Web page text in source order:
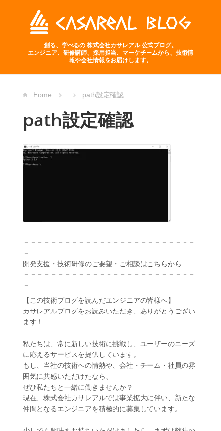
創る、学べるの 株式会社カサレアル 公式ブログ。
エンジニア、研修講師、採用担当、マーケチームから、技術情
報や会社情報をお届けします。
Home path設定確認
path設定確認
－－－－－－－－－－－－－－－－－－－－－－－－－
－
開発支援・技術研修のご要望・ご相談はこちらから
－－－－－－－－－－－－－－－－－－－－－－－－－
－
【この技術ブログを読んだエンジニアの皆様へ】
カサレアルブログをお読みいただき、ありがとうござい
ます！
私たちは、常に新しい技術に挑戦し、ユーザーのニーズ
に応えるサービスを提供しています。
もし、当社の技術への情熱や、会社・チーム・社員の雰
囲気に共感いただけたなら、
ぜひ私たちと一緒に働きませんか？
現在、株式会社カサレアルでは事業拡大に伴い、新たな
仲間となるエンジニアを積極的に募集しています。